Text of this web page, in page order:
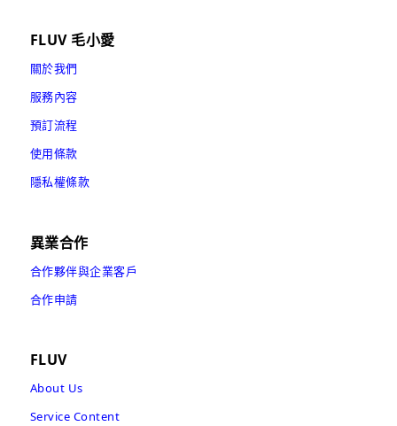
FLUV 毛小愛
關於我們
服務內容
預訂流程
使用條款
隱私權條款
異業合作
合作夥伴與企業客戶
合作申請
FLUV
About Us
Service Content